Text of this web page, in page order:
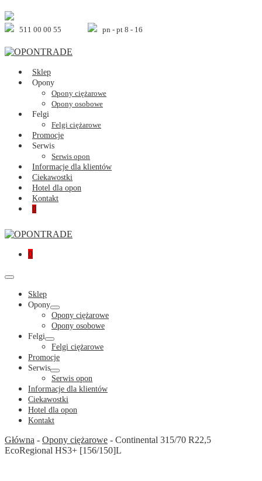
Skip
to
content511 00 00 55 pn - pt 8 - 16
Sklep
Opony
Opony ciężarowe
Opony osobowe
Felgi
Felgi ciężarowe
Promocje
Serwis
Serwis opon
Informacje dla klientów
Ciekawostki
Hotel dla opon
Kontakt
Shopping
0Items
Shopping
0Items
Menu
Toggle
Sklep
Opony
Menu
Toggle
Opony ciężarowe
Opony osobowe
Felgi
Menu
Toggle
Felgi ciężarowe
Promocje
Serwis
Menu
Toggle
Serwis opon
Informacje dla klientów
Ciekawostki
Hotel dla opon
Kontakt
Główna - Opony ciężarowe - Continental 315/70 R22,5
EcoRegional HS3+ [156/150]L